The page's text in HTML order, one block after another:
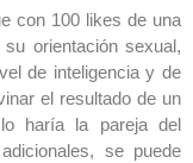
con 100 likes de una
orientación sexual,
de inteligencia y de
el resultado de un
haría la pareja del
se puede